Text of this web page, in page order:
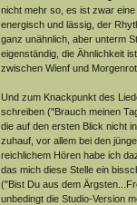
nicht mehr so, es ist zwar
energisch und lässig, der
ganz unähnlich, aber unterm
eigenständig, die Ähnlichkeit
zwischen Wienf und
Und zum Knackpunkt des
schreiben ("Brauch meinen
die auf den ersten Blick nicht
zuhauf, vor allem bei den
reichlichem Hören habe ich
das mich diese Stelle ein
("Bist Du aus dem
unbedingt die Studio-Version